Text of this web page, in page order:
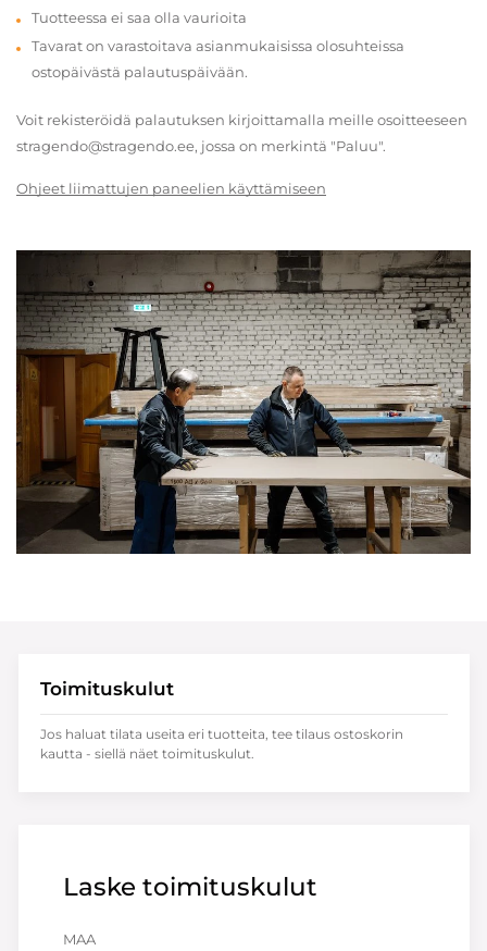
Tuotteessa ei saa olla vaurioita
Tavarat on varastoitava asianmukaisissa olosuhteissa
ostopäivästä palautuspäivään.
Voit rekisteröidä palautuksen kirjoittamalla meille osoitteeseen
stragendo@stragendo.ee, jossa on merkintä "Paluu".
Ohjeet liimattujen paneelien käyttämiseen
Laske toimituskulut
MAA
Toimituskulut
Jos haluat tilata useita eri tuotteita, tee tilaus ostoskorin
kautta - siellä näet toimituskulut.